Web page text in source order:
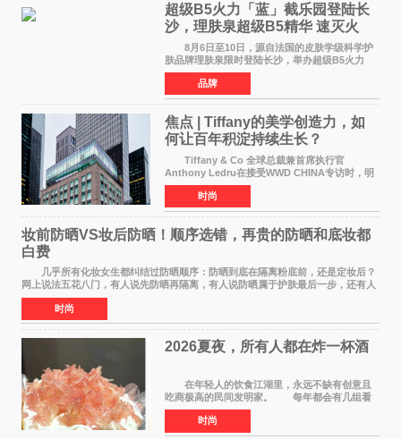
超级B5火力「蓝」截乐园登陆长
沙，理肤泉超级B5精华 速灭火
气，不闹皮气
8月6日至10日，源自法国的皮肤学级科学护
肤品牌理肤泉限时登陆长沙，举办超级B5火力
「蓝」截乐园快闪活动。作为全球皮肤学专家NO
1推荐护肤品牌[1]，理肤泉聚焦当代人群普遍存
在的皮肤困扰，以
品牌
焦点 | Tiffany的美学创造力，如
何让百年积淀持续生长？
Tiffany & Co 全球总裁兼首席执行官
Anthony Ledru在接受WWD CHINA专访时，明
确将艺术性称为当下奢侈品牌最高层级的差异化
优势。 by Elaine Chen — —WWD国际
时尚特讯 当奢侈
时尚
妆前防晒VS妆后防晒！顺序选错，再贵的防晒和底妆都
白费
几乎所有化妆女生都纠结过防晒顺序：防晒到底在隔离粉底前，还是定妆后？
网上说法五花八门，有人说先防晒再隔离，有人说防晒属于护肤最后一步，还有人
带妆补涂直接乱叠加。其实防晒没有固定死
时尚
2026夏夜，所有人都在炸一杯酒
在年轻人的饮食江湖里，永远不缺有创意且
吃商极高的民间发明家。 每年都会有几组看
似离谱、尝试后火遍全网的新奇搭配在互联网上
名垂千史。 前些年有人解锁了纯牛奶煮爆辣
火鸡面的隐藏吃
时尚